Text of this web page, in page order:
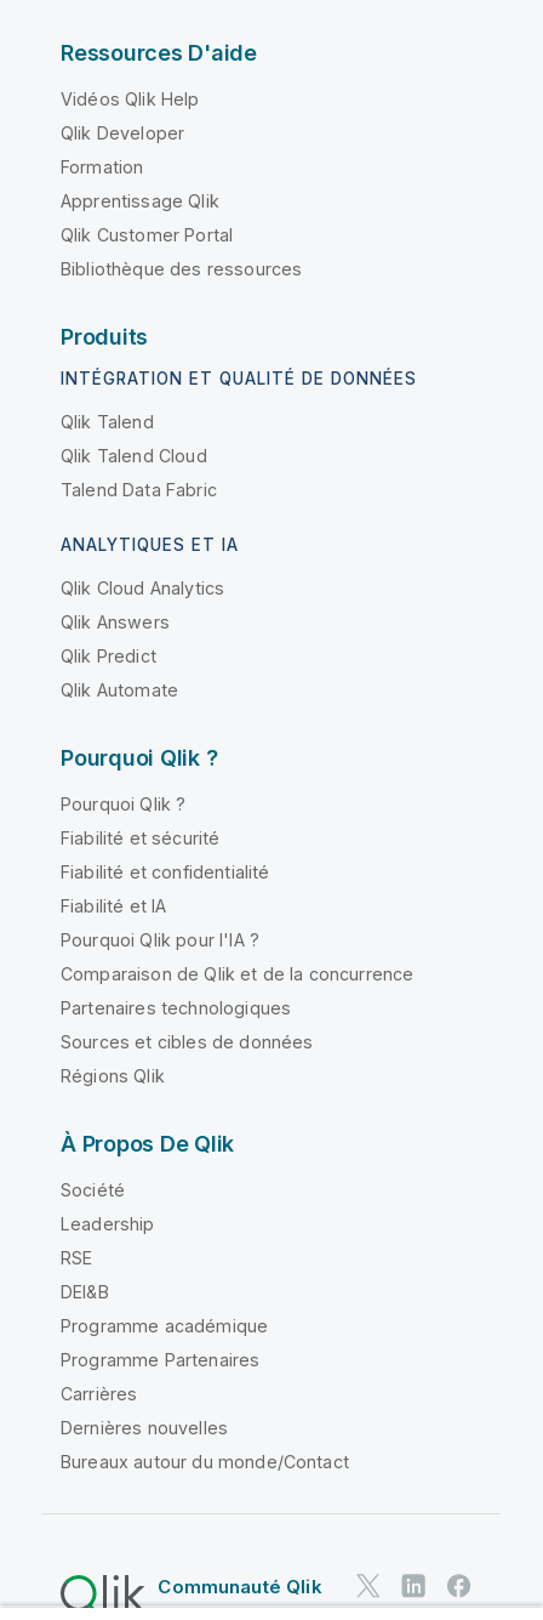
Ressources D'aide
Vidéos Qlik Help
Qlik Developer
Formation
Apprentissage Qlik
Qlik Customer Portal
Bibliothèque des ressources
Produits
INTÉGRATION ET QUALITÉ DE DONNÉES
Qlik Talend
Qlik Talend Cloud
Talend Data Fabric
ANALYTIQUES ET IA
Qlik Cloud Analytics
Qlik Answers
Qlik Predict
Qlik Automate
Pourquoi Qlik ?
Pourquoi Qlik ?
Fiabilité et sécurité
Fiabilité et confidentialité
Fiabilité et IA
Pourquoi Qlik pour l'IA ?
Comparaison de Qlik et de la concurrence
Partenaires technologiques
Sources et cibles de données
Régions Qlik
À Propos De Qlik
Société
Leadership
RSE
DEI&B
Programme académique
Programme Partenaires
Carrières
Dernières nouvelles
Bureaux autour du monde/Contact
Communauté Qlik